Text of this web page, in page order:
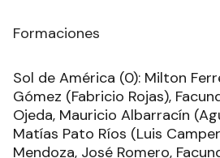
Formaciones
Sol de América (0): Milton
Gómez (Fabricio Rojas),
Ojeda, Mauricio Albarracín
Matías Pato Ríos (Luis
Mendoza, José Romero,